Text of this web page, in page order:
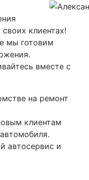
клиентах!
мы готовим
вместе с
на ремонт
клиентам
автосервис и